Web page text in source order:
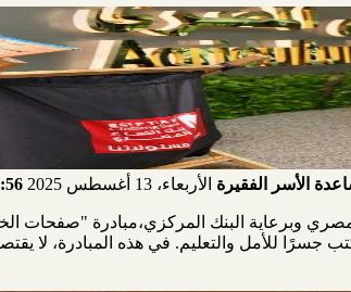
الأسر الفقيرة الأربعاء، 13 أغسطس 2025
جسرًا للأمل والتعليم. في هذه المبادرة، لا